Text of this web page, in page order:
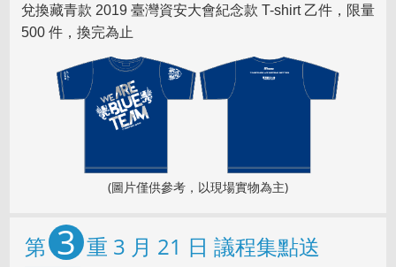
兌換藏青款 2019 臺灣資安大會紀念款 T-shirt 乙件，限量
500 件，換完為止
(圖片僅供參考，以現場實物為主)
第 3 重 3 月 21 日 議程集點送